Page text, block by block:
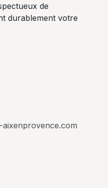
de
durablement votre